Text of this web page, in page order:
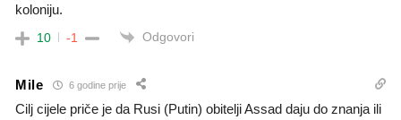
koloniju.
10 -1 Odgovori
Mile 6 godine prije
Cilj cijele priče je da Rusi (Putin) obitelji Assad daju do znanja ili